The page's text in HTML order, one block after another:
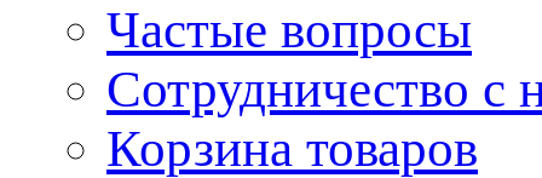
Частые вопросы
Сотрудничество с
Корзина товаров